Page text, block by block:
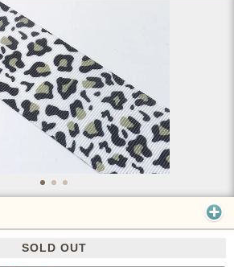
SOLD OUT